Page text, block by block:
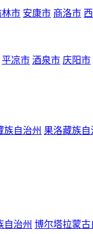
林市 安康市 商洛市
平凉市 酒泉市 庆阳市
族自治州 果洛藏族自
自治州 博尔塔拉蒙古